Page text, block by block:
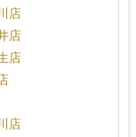
店
店
店
店